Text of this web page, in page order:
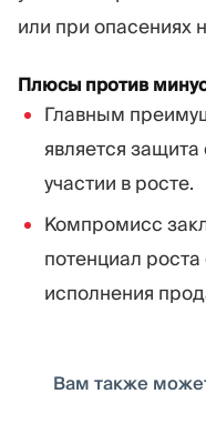
или при опасениях
Плюсы против
Главным
является
участии в росте.
Компромисс
потенциал
исполнения
Вам также